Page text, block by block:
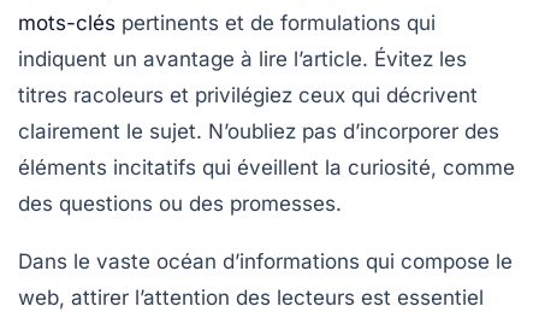
mots-clés pertinents et de formulations qui
indiquent un avantage à lire l’article. Évitez les
titres racoleurs et privilégiez ceux qui décrivent
clairement le sujet. N’oubliez pas d’incorporer des
éléments incitatifs qui éveillent la curiosité, comme
des questions ou des promesses.
Dans le vaste océan d’informations qui compose le
web, attirer l’attention des lecteurs est essentiel